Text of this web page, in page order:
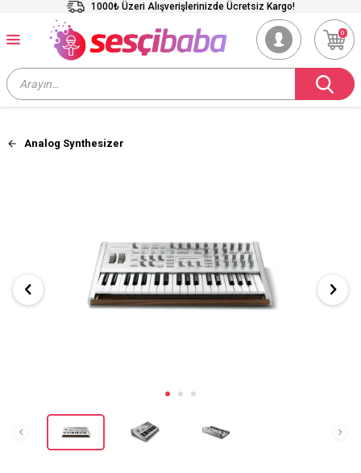
1000₺ Üzeri Alışverişlerinizde Ücretsiz Kargo!
0
Analog Synthesizer